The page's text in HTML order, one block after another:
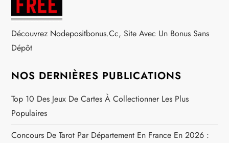
Découvrez Nodepositbonus.cc, Site Avec Un Bonus Sans
Dépôt
NOS DERNIÈRES PUBLICATIONS
Top 10 Des Jeux De Cartes À Collectionner Les Plus
Populaires
Concours De Tarot Par Département En France En 2026 :